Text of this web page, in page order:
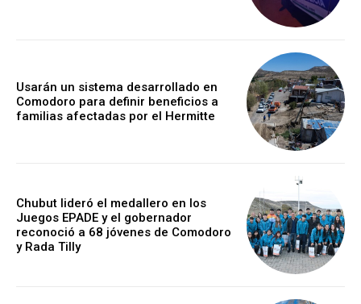
Usarán un sistema desarrollado en
Comodoro para definir beneficios a
familias afectadas por el Hermitte
Chubut lideró el medallero en los
Juegos EPADE y el gobernador
reconoció a 68 jóvenes de Comodoro
y Rada Tilly